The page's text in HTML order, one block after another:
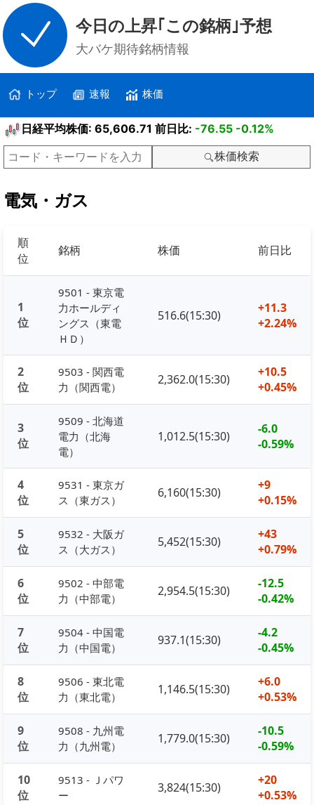
今日の上昇｢この銘柄｣予想
大バケ期待銘柄情報
トップ 速報 株価
日経平均株価: 65,606.71 前日比: -76.55 -0.12%
株価検索
電気・ガス
順
位
銘柄 株価 前日比
1
位
9501 - 東京電
力ホールディ
ングス（東電
ＨＤ）
516.6(15:30)
+11.3
+2.24%
2
位
9503 - 関西電
力（関西電）
2,362.0(15:30)
+10.5
+0.45%
3
位
9509 - 北海道
電力（北海
電）
1,012.5(15:30)
-6.0
-0.59%
4
位
9531 - 東京ガ
ス（東ガス）
6,160(15:30)
+9
+0.15%
5
位
9532 - 大阪ガ
ス（大ガス）
5,452(15:30)
+43
+0.79%
6
位
9502 - 中部電
力（中部電）
2,954.5(15:30)
-12.5
-0.42%
7
位
9504 - 中国電
力（中国電）
937.1(15:30)
-4.2
-0.45%
8
位
9506 - 東北電
力（東北電）
1,146.5(15:30)
+6.0
+0.53%
9
位
9508 - 九州電
力（九州電）
1,779.0(15:30)
-10.5
-0.59%
10
位
9513 - Ｊパワ
ー
3,824(15:30)
+20
+0.53%